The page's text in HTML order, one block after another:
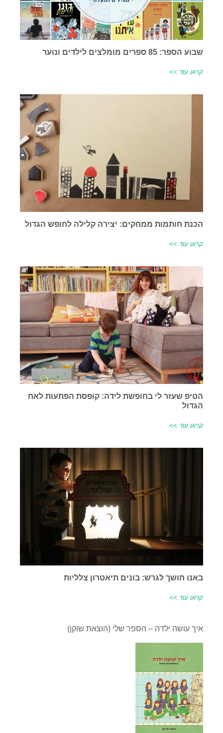
שבוע הספר: 85 ספרים מומלצים לילדים ונוער
קראו עוד >>
הכנת חותמות ממחקים: יצירה קלילה לחופש הגדול
קראו עוד >>
הטיפ שעזר לי בחופשת לידה: קופסת הפתעות לאח
הגדול
קראו עוד >>
באנו חושך לגרש: בונים תיאטרון צלליות
קראו עוד >>
איך עושה ילדה – הספר שלי (הוצאת שוקן)